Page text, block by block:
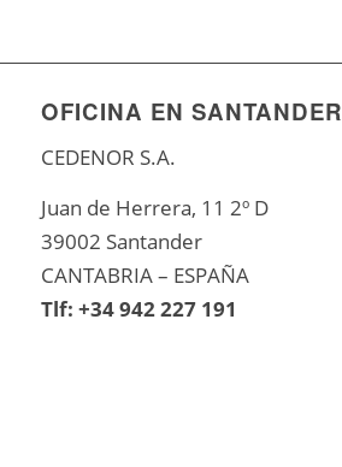
OFICINA EN SANTANDER
CEDENOR S.A.
Juan de Herrera, 11 2º D
39002 Santander
CANTABRIA – ESPAÑA
Tlf: +34 942 227 191